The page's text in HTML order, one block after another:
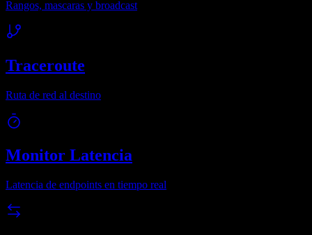
Rangos, mascaras y broadcast
Traceroute
Ruta de red al destino
Monitor Latencia
Latencia de endpoints en tiempo real